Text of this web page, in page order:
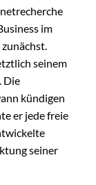
im
seinem
Die
kündigen
er jede freie
seiner